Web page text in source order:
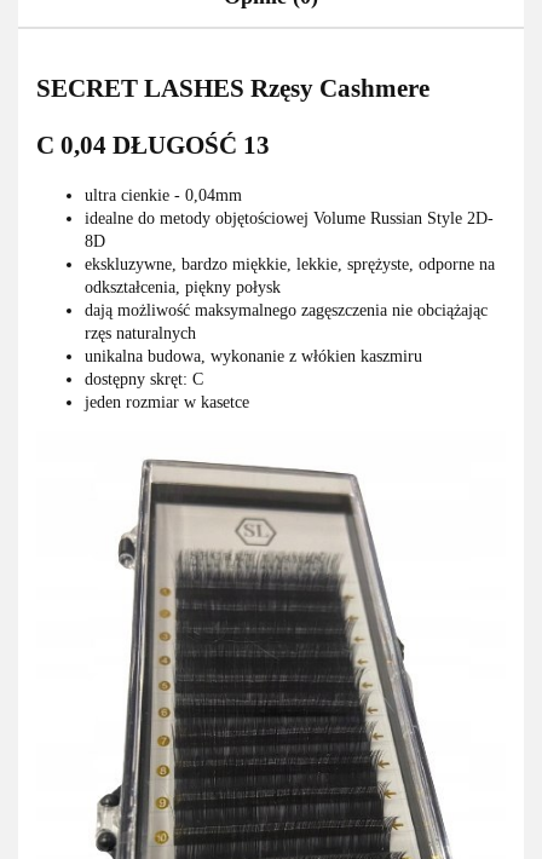
SECRET LASHES Rzęsy Cashmere
C 0,04 DŁUGOŚĆ 13
ultra cienkie - 0,04mm
idealne do metody objętościowej Volume Russian Style 2D-
8D
ekskluzywne, bardzo miękkie, lekkie, sprężyste, odporne na
odkształcenia, piękny połysk
dają możliwość maksymalnego zagęszczenia nie obciążając
rzęs naturalnych
unikalna budowa, wykonanie z włókien kaszmiru
dostępny skręt: C
jeden rozmiar w kasetce